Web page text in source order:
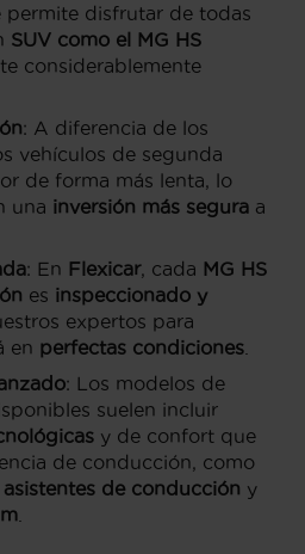
permite disfrutar de todas
SUV como el MG HS
considerablemente
: A diferencia de los
vehículos de segunda
de forma más lenta, lo
una inversión más segura a
: En Flexicar, cada MG HS
es inspeccionado y
expertos para
en perfectas condiciones
: Los modelos de
suelen incluir
y de confort que
de conducción, como
asistentes de conducción y